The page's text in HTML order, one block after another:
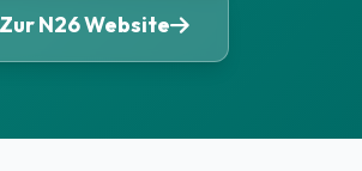
Zur N26 Website